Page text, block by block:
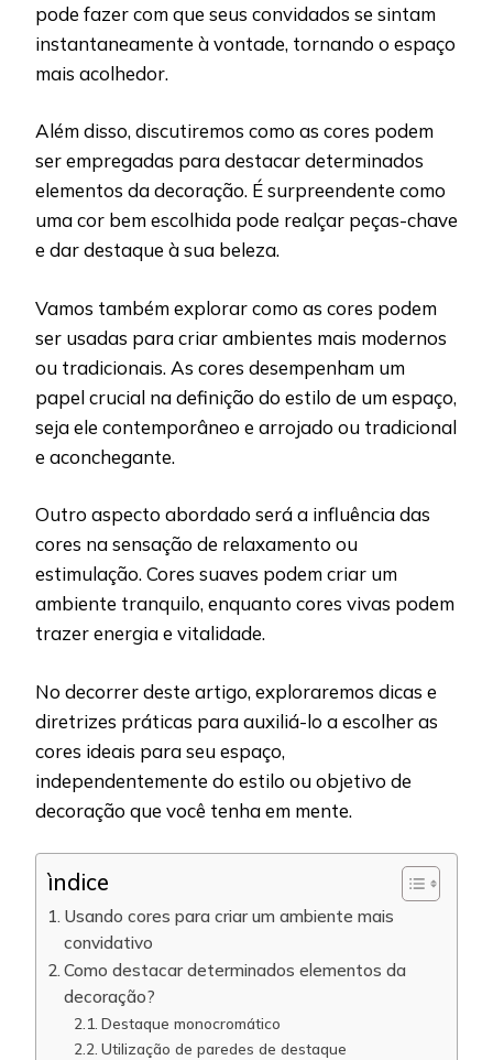
pode fazer com que seus convidados se sintam
instantaneamente à vontade, tornando o espaço
mais acolhedor.
Além disso, discutiremos como as cores podem
ser empregadas para destacar determinados
elementos da decoração. É surpreendente como
uma cor bem escolhida pode realçar peças-chave
e dar destaque à sua beleza.
Vamos também explorar como as cores podem
ser usadas para criar ambientes mais modernos
ou tradicionais. As cores desempenham um
papel crucial na definição do estilo de um espaço,
seja ele contemporâneo e arrojado ou tradicional
e aconchegante.
Outro aspecto abordado será a influência das
cores na sensação de relaxamento ou
estimulação. Cores suaves podem criar um
ambiente tranquilo, enquanto cores vivas podem
trazer energia e vitalidade.
No decorrer deste artigo, exploraremos dicas e
diretrizes práticas para auxiliá-lo a escolher as
cores ideais para seu espaço,
independentemente do estilo ou objetivo de
decoração que você tenha em mente.
ìndice
Usando cores para criar um ambiente mais
convidativo
Como destacar determinados elementos da
decoração?
Destaque monocromático
Utilização de paredes de destaque